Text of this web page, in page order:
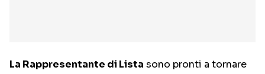
La Rappresentante di Lista sono pronti a tornare